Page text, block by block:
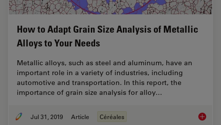
How to Adapt Grain Size Analysis of Metallic
Alloys to Your Needs
Metallic alloys, such as steel and aluminum, have an
important role in a variety of industries, including
automotive and transportation. In this report, the
importance of grain size analysis for alloy…
Jul 31, 2019 Article Céréales How to